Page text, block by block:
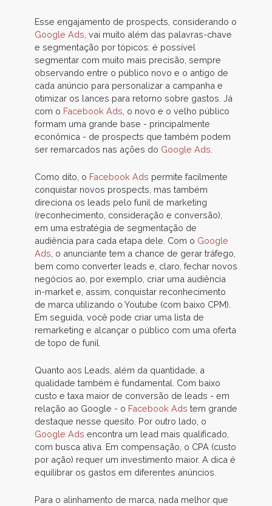
Esse engajamento de prospects, considerando o
Google Ads , vai muito além das palavras-chave
e segmentação por tópicos: é possível
segmentar com muito mais precisão, sempre
observando entre o público novo e o antigo de
cada anúncio para personalizar a campanha e
otimizar os lances para retorno sobre gastos. Já
com o Facebook Ads , o novo e o velho público
formam uma grande base - principalmente
econômica - de prospects que também podem
ser remarcados nas ações do Google Ads
Como dito, o Facebook Ads permite facilmente
conquistar novos prospects, mas também
direciona os leads pelo funil de marketing
(reconhecimento, consideração e conversão),
em uma estratégia de segmentação de
audiência para cada etapa dele. Com o Google
Ads , o anunciante tem a chance de gerar tráfego,
bem como converter leads e, claro, fechar novos
negócios ao, por exemplo, criar uma audiência
in-market e, assim, conquistar reconhecimento
de marca utilizando o Youtube (com baixo CPM).
Em seguida, você pode criar uma lista de
remarketing e alcançar o público com uma oferta
de topo de funil.
Quanto aos Leads, além da quantidade, a
qualidade também é fundamental. Com baixo
custo e taxa maior de conversão de leads - em
relação ao Google - o Facebook Ads tem grande
destaque nesse quesito. Por outro lado, o
Google Ads encontra um lead mais qualificado,
com busca ativa. Em compensação, o CPA (custo
por ação) requer um investimento maior. A dica é
equilibrar os gastos em diferentes anúncios.
Para o alinhamento de marca, nada melhor que